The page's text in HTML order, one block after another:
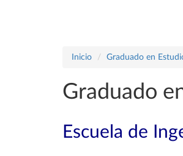
Inicio Graduado en
Graduado
Escuela de